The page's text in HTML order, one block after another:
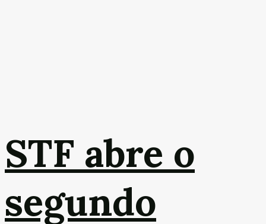
STF abre o
segundo